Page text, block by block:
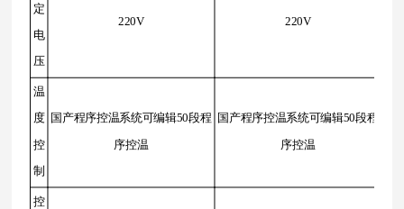
定
电
压
220V 220V
温
度
控
制
国产程序控温系统可编辑50段程
序控温
国产程序控温系统可编辑50段程
序控温
控